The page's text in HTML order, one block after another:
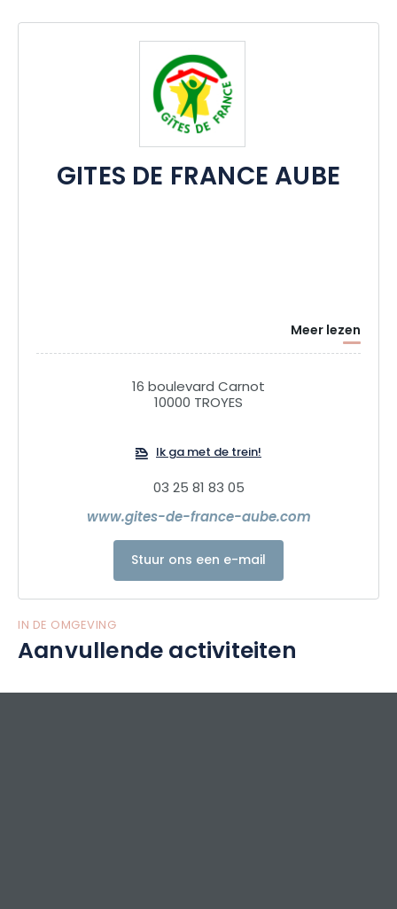
GITES DE FRANCE AUBE
Meer lezen
16 boulevard Carnot
10000 TROYES
Ik ga met de trein!
03 25 81 83 05
www.gites-de-france-aube.com
Stuur ons een e-mail
IN DE OMGEVING
Aanvullende activiteiten